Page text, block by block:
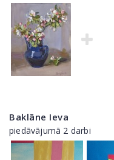
Baklāne Ieva
piedāvājumā 2 darbi